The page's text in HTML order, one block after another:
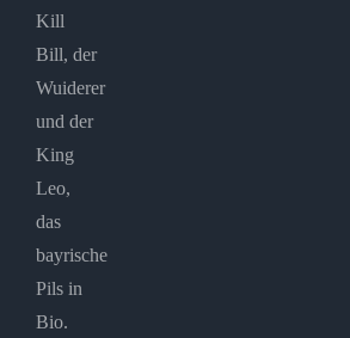
Kill
Bill, der
Wuiderer
und der
King
Leo,
das
bayrische
Pils in
Bio.